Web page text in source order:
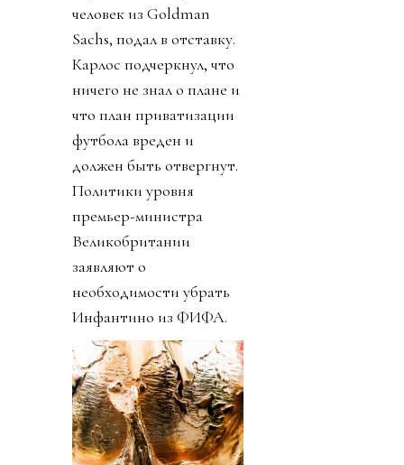
человек из Goldman
Sachs, подал в отставку.
Карлос подчеркнул, что
ничего не знал о плане и
что план приватизации
футбола вреден и
должен быть отвергнут.
Политики уровня
премьер-министра
Великобритании
заявляют о
необходимости убрать
Инфантино из ФИФА.